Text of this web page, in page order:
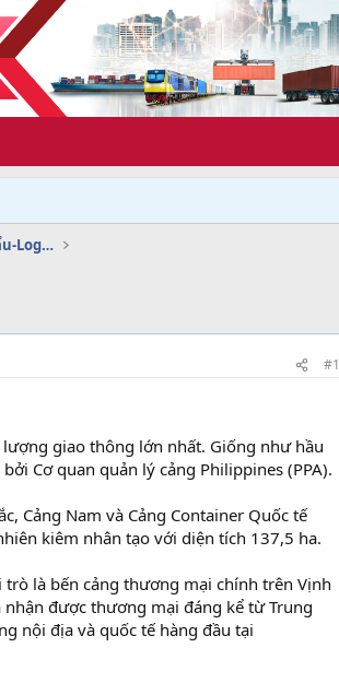
Dịch vụ doanh nghiệp xuất nhập khẩu-Logistics
#1
giao thông lớn nhất. Giống như hầu
Cơ quan quản lý cảng Philippines (PPA).
Cảng Nam và Cảng Container Quốc tế
kiêm nhân tạo với diện tích 137,5 ha.
là bến cảng thương mại chính trên Vịnh
được thương mại đáng kể từ Trung
nội địa và quốc tế hàng đầu tại